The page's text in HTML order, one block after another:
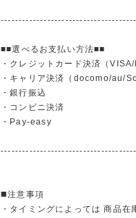
■■選べるお支払い方法■■
・クレジットカード決済（
・キャリア決済（docomo/au/
・銀行振込
・コンビニ決済
・Pay-easy
◼️注意事項
・タイミングによっては 商品